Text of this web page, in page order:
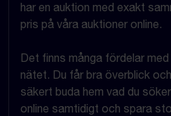
har en auktion med exakt
pris på våra auktioner online.
Det finns många fördelar
nätet. Du får bra överblick
säkert buda hem vad du
online samtidigt och spara